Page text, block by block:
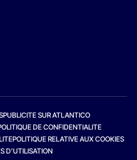
PUBLICITE SUR ATLANTICO
DE CONFIDENTIALITE
POLITIQUE RELATIVE AUX COOKIES
D’UTILISATION